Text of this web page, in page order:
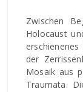
Zwischen
Holocaust
der
Mosaik aus
Traumata.